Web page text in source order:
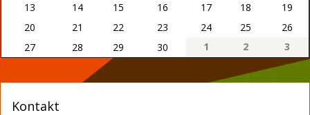
13
14 15 16 17 18
19
20
21 22 23 24 25
26
27
28 29 30 1 2 3
Kontakt